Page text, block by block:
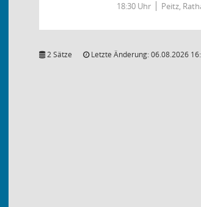
18:30 Uhr Peitz,
2 Sätze Letzte Änderung: 06.08.2026